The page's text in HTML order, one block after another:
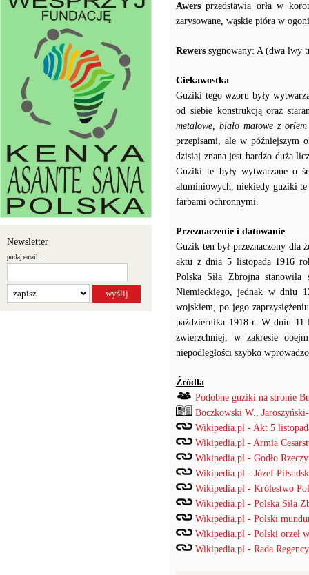
Newsletter
podaj email:
Awers przedstawia orła w
zarysowane, wąskie pióra w
Rewers sygnowany: A (dwa lwy
Ciekawostka
Guziki tego wzoru były
od siebie konstrukcją oraz
metalowe, biało matowe z
przepisami, ale w późniejszym
dzisiaj znana jest bardzo duża
Guziki te były wytwarzane o
aluminiowych, niekiedy guziki te
farbami ochronnymi.
Przeznaczenie i datowanie
Guzik ten był przeznaczony dla
aktu z dnia 5 listopada 1916
Polska Siła Zbrojna stanowiła
Niemieckiego, jednak w dniu
wojskiem, po jego
października 1918 r. W dniu 11
zwierzchniej, w zakresie
niepodległości szybko
Źródła
Podobne guziki na stronie
Boczkowski W.,
Wikipedia.pl - Akt 5
Wikipedia.pl - Armia
Wikipedia.pl - Godło
Wikipedia.pl - Józef
Wikipedia.pl - Królestwo
Wikipedia.pl - Polska Siła
Wikipedia.pl - Polski
Wikipedia.pl - Polski orzeł
Wikipedia.pl - Rada